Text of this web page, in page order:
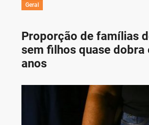
Geral
Proporção de famílias
sem filhos quase dobra
anos